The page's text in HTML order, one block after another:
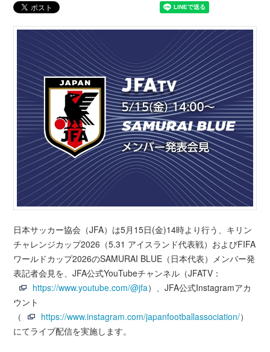
日本サッカー協会（JFA）は5月15日(金)14時より行う、キリン
チャレンジカップ2026（5.31 アイスランド代表戦）およびFIFA
ワールドカップ2026のSAMURAI BLUE（日本代表）メンバー発
表記者会見を、JFA公式YouTubeチャンネル（JFATV：
https://www.youtube.com/@jfa）、JFA公式Instagramアカ
ウント
（
https://www.instagram.com/japanfootballassociation/）
にてライブ配信を実施します。